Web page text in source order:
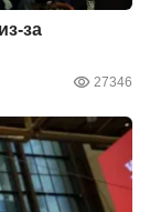
за
27346